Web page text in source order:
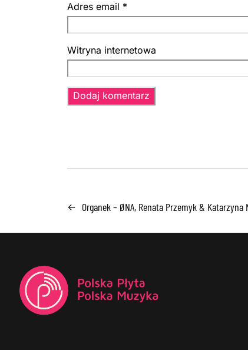
Adres email *
Witryna internetowa
← Organek – ØNA, Renata Przemyk & Katarzyna